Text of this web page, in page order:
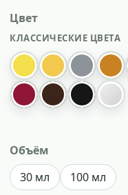
Цвет
КЛАССИЧЕСКИЕ ЦВЕТА
036 лимон074 желтый
717
078 рубин013 темно
002
Объём
30 мл
100 мл